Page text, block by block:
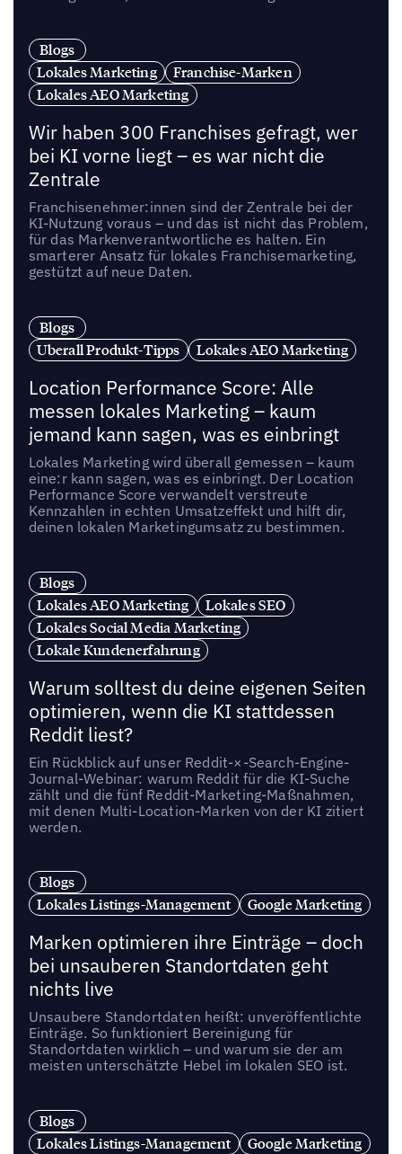
Blogs
Lokales Marketing
Franchise-Marken
Lokales AEO Marketing
Wir haben 300 Franchises gefragt, wer
bei KI vorne liegt – es war nicht die
Zentrale
Franchisenehmer:innen sind der Zentrale bei der
KI-Nutzung voraus – und das ist nicht das Problem,
für das Markenverantwortliche es halten. Ein
smarterer Ansatz für lokales Franchisemarketing,
gestützt auf neue Daten.
Blogs
Uberall Produkt-Tipps
Lokales AEO Marketing
Location Performance Score: Alle
messen lokales Marketing – kaum
jemand kann sagen, was es einbringt
Lokales Marketing wird überall gemessen – kaum
eine:r kann sagen, was es einbringt. Der Location
Performance Score verwandelt verstreute
Kennzahlen in echten Umsatzeffekt und hilft dir,
deinen lokalen Marketingumsatz zu bestimmen.
Blogs
Lokales AEO Marketing
Lokales SEO
Lokales Social Media Marketing
Lokale Kundenerfahrung
Warum solltest du deine eigenen Seiten
optimieren, wenn die KI stattdessen
Reddit liest?
Ein Rückblick auf unser Reddit-×-Search-Engine-
Journal-Webinar: warum Reddit für die KI-Suche
zählt und die fünf Reddit-Marketing-Maßnahmen,
mit denen Multi-Location-Marken von der KI zitiert
werden.
Blogs
Lokales Listings-Management
Google Marketing
Marken optimieren ihre Einträge – doch
bei unsauberen Standortdaten geht
nichts live
Unsaubere Standortdaten heißt: unveröffentlichte
Einträge. So funktioniert Bereinigung für
Standortdaten wirklich – und warum sie der am
meisten unterschätzte Hebel im lokalen SEO ist.
Blogs
Lokales Listings-Management
Google Marketing